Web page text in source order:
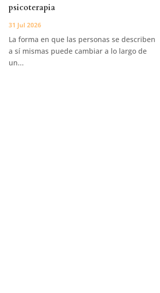
psicoterapia
31 Jul 2026
La forma en que las personas se describen
a sí mismas puede cambiar a lo largo de
un...